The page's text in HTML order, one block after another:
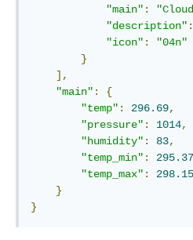
"main" :
"description" :
"icon" :
"04n"
}
] ,
"main" :
{
"temp" : 296.69,
"pressure" : 1014,
"humidity" : 83,
"temp_min" : 295.37
"temp_max" :
298.15
}
}